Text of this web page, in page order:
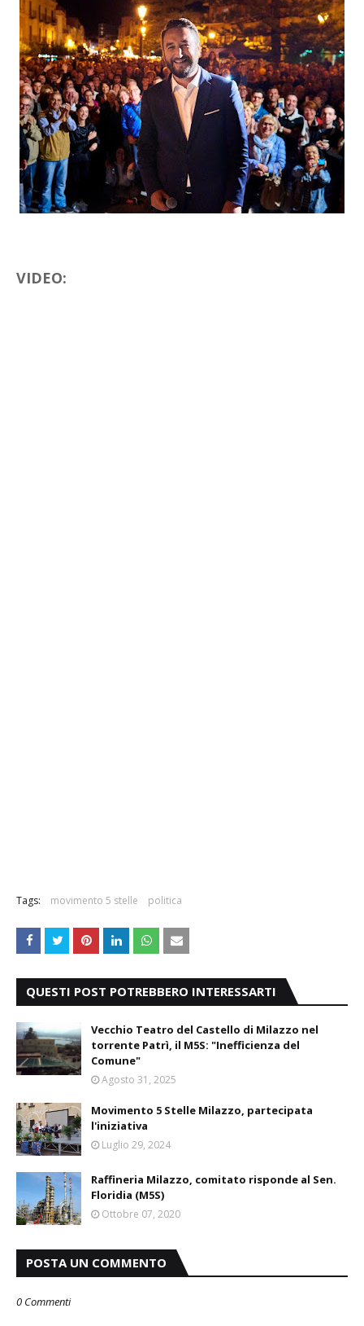
VIDEO:
Tags: movimento 5 stelle politica
QUESTI POST POTREBBERO INTERESSARTI
Vecchio Teatro del Castello di Milazzo nel
torrente Patrì, il M5S: "Inefficienza del
Comune"
Agosto 31, 2025
Movimento 5 Stelle Milazzo, partecipata
l'iniziativa
Luglio 29, 2024
Raffineria Milazzo, comitato risponde al Sen.
Floridia (M5S)
Ottobre 07, 2020
POSTA UN COMMENTO
0 Commenti